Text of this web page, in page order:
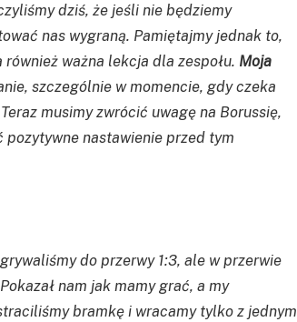
dziś, że jeśli niebędziemy
nas wygraną. Pamiętajmy jednak to,
ważna lekcja dla zespołu. Moja
szczególnie w momencie, gdy czeka
musimy zwrócić uwagę na Borussię,
pozytywne nastawienie przed tym
do przerwy 1:3, ale w przerwie
nam jak mamy grać, a my
bramkę i wracamy tylko z jednym